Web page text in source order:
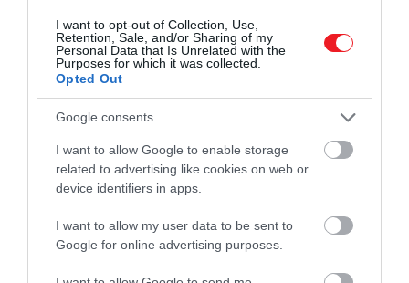
I want to opt-out of Collection, Use,
Retention, Sale, and/or Sharing of my
Personal Data that Is Unrelated with the
Purposes for which it was collected.
Opted Out
Google consents
I want to allow Google to enable storage
related to advertising like cookies on web or
device identifiers in apps.
I want to allow my user data to be sent to
Google for online advertising purposes.
Spanyolország fogyasztóvédelmi
minisztere, Bustinduy – nem tesz semmit a
túlárak megfékezésére.
Which?fogyasztóvédelmi szervezet szintén
hasonló eredményre jutott 2023-as elemzése
alapján, melyben négy légitársaság és négy utazási
iroda árait hasonlította össze. Szerintük a közvetítőn
(46 000
forinttal) is drágábbak lehetnek, mint ha